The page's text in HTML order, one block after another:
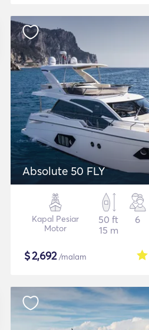
Absolute 50 FLY
Kapal Pesiar
Motor
50 ft
15 m
6
$2,692/malam